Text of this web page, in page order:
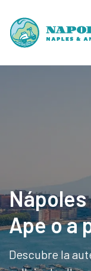
Nápoles
Ape o a
Descubre la